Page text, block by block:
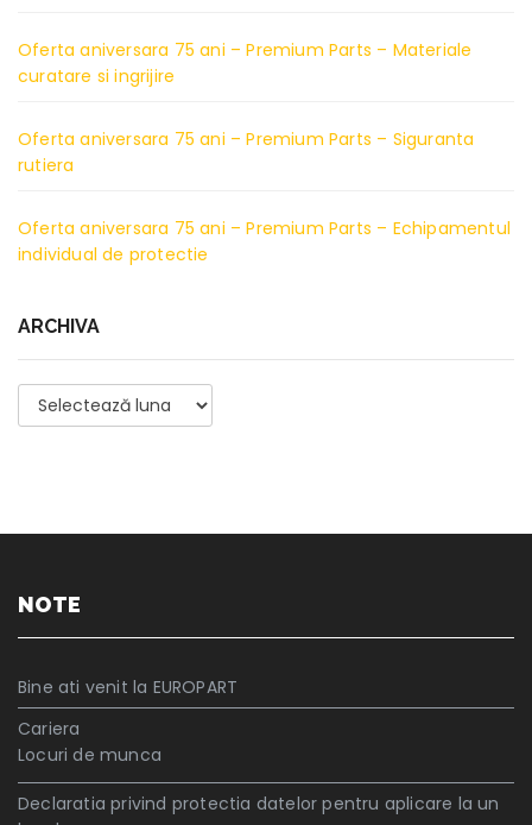
Oferta aniversara 75 ani – Premium Parts – Materiale
curatare si ingrijire
Oferta aniversara 75 ani – Premium Parts – Siguranta
rutiera
Oferta aniversara 75 ani – Premium Parts – Echipamentul
individual de protectie
ARCHIVA
Archiva
NOTE
Bine ati venit la EUROPART
Cariera
Locuri de munca
Declaratia privind protectia datelor pentru aplicare la un